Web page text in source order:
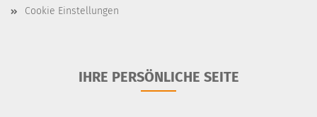
Cookie Einstellungen
IHRE PERSÖNLICHE SEITE